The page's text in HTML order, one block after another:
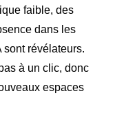
faible, des
dans les
sont révélateurs.
à un clic, donc
espaces